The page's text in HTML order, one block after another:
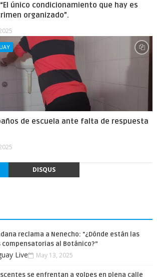
“El único condicionamiento que hay es
organizado”.
de escuela ante falta de respuesta
DISQUS
reclama a Nenecho: "¿Dónde están las
compensatorias al Botánico?”
Live May 13, 2025
se enfrentan a golpes en plena calle